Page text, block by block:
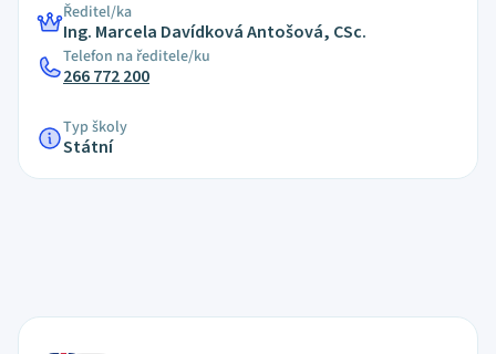
Ředitel/ka
Ing. Marcela Davídková Antošová, CSc.
Telefon na ředitele/ku
266 772 200
Typ školy
Státní